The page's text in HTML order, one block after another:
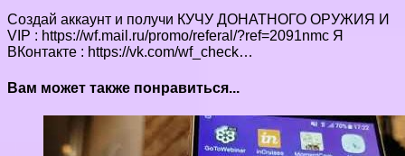
Создай аккаунт и получи КУЧУ ДОНАТНОГО ОРУЖИЯ И
VIP : https://wf.mail.ru/promo/referal/?ref=2091nmc Я
ВКонтакте : https://vk.com/wf_check…
Вам может также понравиться...